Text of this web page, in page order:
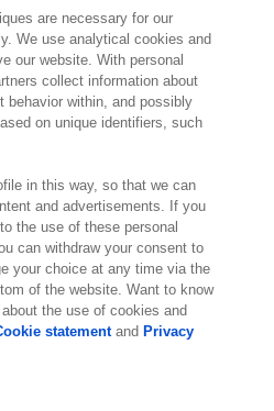
gotowych by Ci
are necessary for our
We use analytical cookies and
our website. With personal
collect information about
behavior within, and possibly
on unique identifiers, such
in this way, so that we can
and advertisements. If you
the use of these personal
can withdraw your consent to
your choice at any time via the
of the website. Want to know
the use of cookies and
statementand Privacy